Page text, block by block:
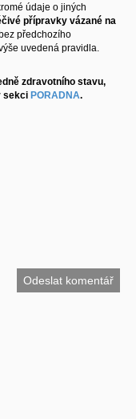
údaje o jiných
přípravky vázané na
předchozího
uvedená pravidla.
zdravotního stavu,
sekci PORADNA.